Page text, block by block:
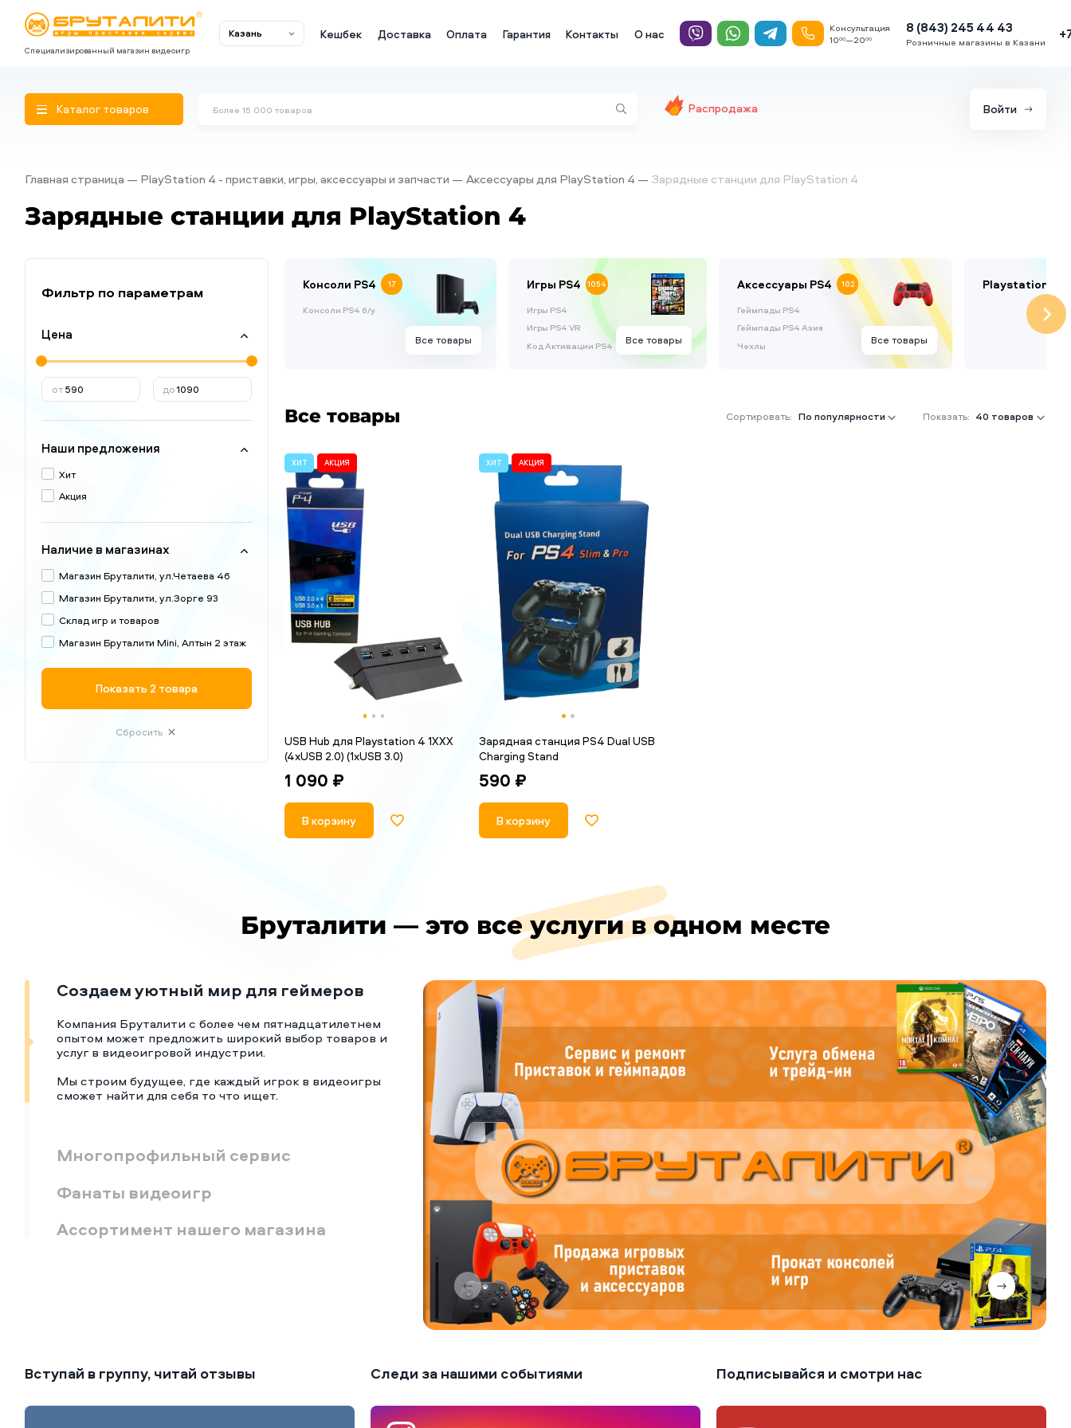
Специализированный магазин видеоигр
Казань Кешбек Доставка Оплата Гарантия Контакты О нас
Консультация
1000—2000
8 (843) 245 44 43
Розничные магазины в Казани
Каталог товаров Распродажа Войти
Главная страница PlayStation 4 - приставки, игры, аксессуары и запчасти Аксессуары для PlayStation 4 Зарядные станции для PlayStation 4
Зарядные станции для PlayStation 4
Фильтр по параметрам
Цена
от до
Наши предложения
Хит
Акция
Наличие в магазинах
Магазин Бруталити, ул.Четаева 46
Магазин Бруталити, ул.Зорге 93
Склад игр и товаров
Магазин Бруталити Mini, Алтын 2 этаж
Показать2 товара
Сбросить
Консоли PS4 17
Консоли PS4 б/у
Все товары
Игры PS4 1054
Игры PS4
Игры PS4 VR
Код Активации PS4
Все товары
Аксессуары PS4 102
Геймпады PS4
Геймпады PS4 Азия
Чехлы
Все товары
Playstation VR
Все товары Сортировать: По популярности Показать: 40 товаров
ХИТ АКЦИЯ
USB Hub для Playstation 4 1XXX
(4xUSB 2.0) (1xUSB 3.0)
1 090 ₽
В корзину
ХИТ АКЦИЯ
Зарядная станция PS4 Dual USB
Charging Stand
590 ₽
В корзину
Бруталити — это все услуги в одном месте
Создаем уютный мир для геймеров
Компания Бруталити с более чем пятнадцатилетнем
опытом может предложить широкий выбор товаров и
услуг в видеоигровой индустрии.
Мы строим будущее, где каждый игрок в видеоигры
сможет найти для себя то что ищет.
Многопрофильный сервис
Фанаты видеоигр
Ассортимент нашего магазина
Вступай в группу, читай отзывы Следи за нашими событиями Подписывайся и смотри нас